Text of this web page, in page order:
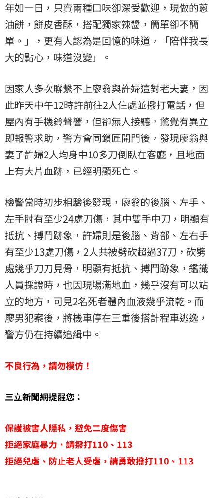
年如一日，只賣兩種口味卻深受歡迎，現做的蔥
油餅，餅皮香酥，搭配獨家辣醬，簡單卻不簡
單。」，更有人認為是回憶的味道，「陪伴我長
大的點心，味道沒變」。
因家人多次聯繫不上廖翁與許婦這對老夫妻，因
此昨天中午12時許前往2人住處並撥打電話，但
屋內有手機鈴聲響，但卻無人接聽，驚覺有異立
即報警求助，警方會同鎖匠開門後，發現廖翁與
妻子許婦2人均身中10多刀倒臥在客廳，且地面
上有大片血跡，已經明顯死亡。
檢警當時初步相驗後發現，廖翁的後腦、左手、
左手肘有至少24處刀傷，其中雙手中刀，明顯有
抵抗、搏鬥跡象，許婦則是後腦、背部、左右手
有至少13處刀傷，2人共被劈砍超過37刀，砍劈
處幾乎刀刀見骨，明顯有抵抗、搏鬥跡象，鑑識
人員採證時，也因現場滿地血，幾乎沒有可以站
立的地方，可見2名死者體內血液幾乎流乾。而
廖男犯案後，將機車停在三重後搭計程車逃逸，
警方仍在持續追緝中。
不良行為，請勿模仿！
三立新聞網提醒您：
保護被害人隱私，避免二度傷害
拒絕家庭暴力，請撥打110、113
拒絕兒虐、防止老人受虐，請勇敢撥打110、113